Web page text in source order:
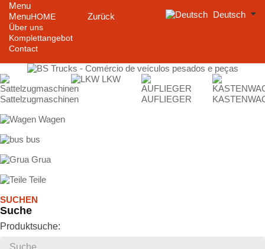
Menu
Menu
Zurück
HOME
Über uns
Komplettangebot
Contact
Deutsch
Sattelzugmaschinen
LKW
AUFLIEGER
Wagen
bus
Grua
Teile
SUCHEN
Suche
Produktsuche: